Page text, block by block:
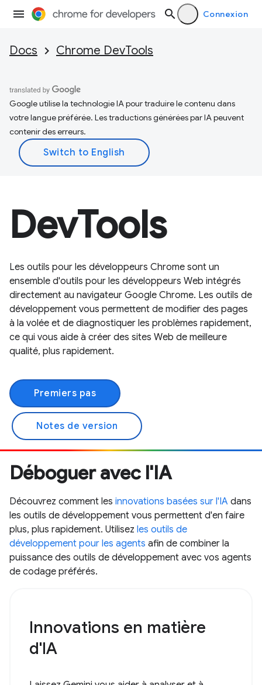
Connexion
Docs Chrome DevTools
Google utilise la technologie IA pour traduire le contenu dans
votre langue préférée. Les traductions générées par IA peuvent
contenir des erreurs.
DevTools
Les outils pour les développeurs Chrome sont un
ensemble d'outils pour les développeurs Web intégrés
directement au navigateur Google Chrome. Les outils de
développement vous permettent de modifier des pages
à la volée et de diagnostiquer les problèmes rapidement,
ce qui vous aide à créer des sites Web de meilleure
qualité, plus rapidement.
Premiers pas
Notes de version
Déboguer avec l'IA
Découvrez comment les innovations basées sur l'IA dans
les outils de développement vous permettent d'en faire
plus, plus rapidement. Utilisez les outils de
développement pour les agents afin de combiner la
puissance des outils de développement avec vos agents
de codage préférés.
Innovations en matière
d'IA